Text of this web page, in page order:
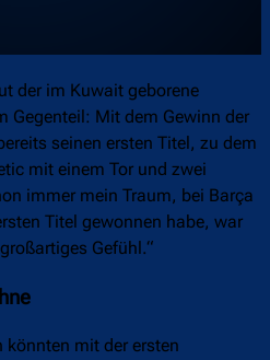
der im Kuwait geborene
Gegenteil: Mit dem Gewinn der
seinen ersten Titel, zu dem
mit einem Tor und zwei
immer mein Traum, bei Barça
Titel gewonnen habe, war
Gefühl.“
könnten mit der ersten